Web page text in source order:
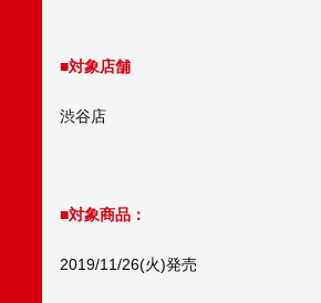
■対象店舗
渋谷店
■対象商品：
2019/11/26(火)発売